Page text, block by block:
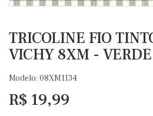
TRICOLINE FIO
VICHY 8XM -
Modelo: 08XM1134
R$ 19,99